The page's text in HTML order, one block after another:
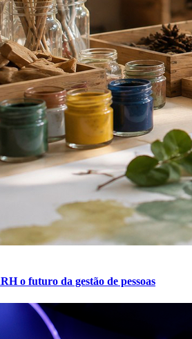
o futuro da gestão de pessoas